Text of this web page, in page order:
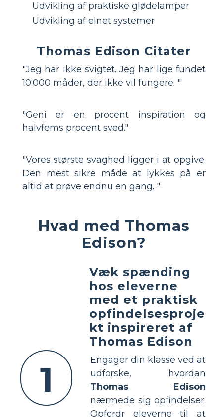
Udvikling af praktiske glødelamper
Udvikling af elnet systemer
Thomas Edison Citater
"Jeg har ikke svigtet. Jeg har lige fundet
10.000 måder, der ikke vil fungere. "
"Geni er en procent inspiration og
halvfems procent sved."
"Vores største svaghed ligger i at opgive.
Den mest sikre måde at lykkes på er
altid at prøve endnu en gang. "
Hvad med Thomas
Edison?
1
Væk spænding
hos eleverne
med et praktisk
opfindelsesproje
kt inspireret af
Thomas Edison
Engager din klasse ved at
udforske, hvordan
Thomas Edison
nærmede sig opfindelser.
Opfordr eleverne til at